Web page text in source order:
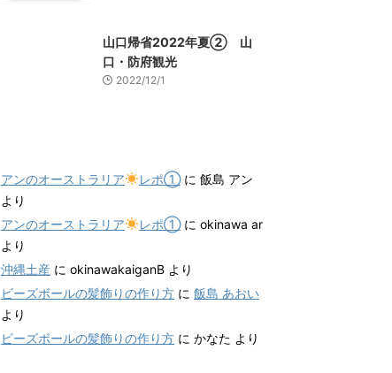
山口帰省2022年夏② 山
口・防府観光
2022/12/1
アンのオーストラリア レポ①に 飯島 アン
より
アンのオーストラリア
レポ①に okinawa ar
より
沖縄土産 に okinawakaiganB より
ビーズボールの髪飾りの作り方 に 飯島 あおい
より
ビーズボールの髪飾りの作り方 に かなた より